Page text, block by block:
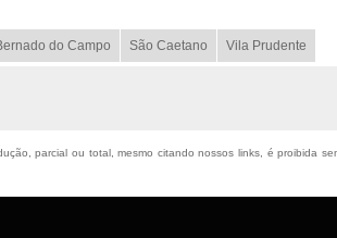
do Campo São Caetano Vila Prudente
parcial ou total, mesmo citando nossos links, é proibida